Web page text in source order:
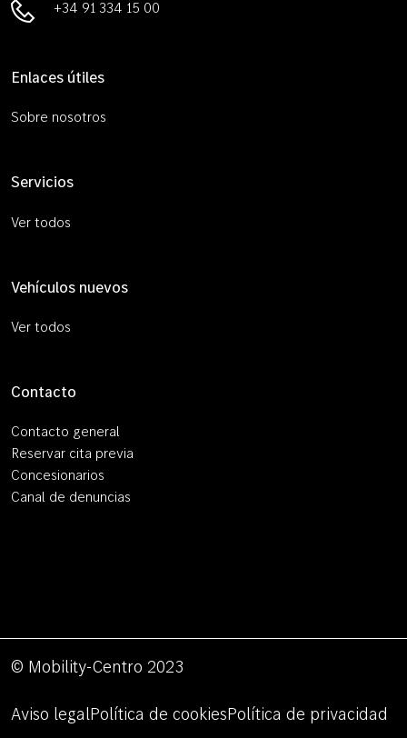
+34 91 334 15 00
Enlaces útiles
Sobre nosotros
Servicios
Ver todos
Vehículos nuevos
Ver todos
Contacto
Contacto general
Reservar cita previa
Concesionarios
Canal de denuncias
© Mobility-Centro 2023
Aviso legalPolítica de cookiesPolítica de privacidad